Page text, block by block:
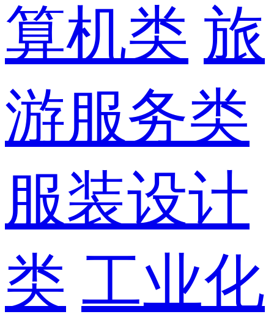
算机类 旅
游服务类
服装设计
类 工业化